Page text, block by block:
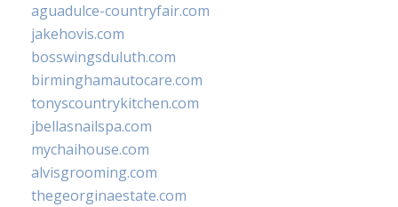
aguadulce-countryfair.com
jakehovis.com
bosswingsduluth.com
birminghamautocare.com
tonyscountrykitchen.com
jbellasnailspa.com
mychaihouse.com
alvisgrooming.com
thegeorginaestate.com